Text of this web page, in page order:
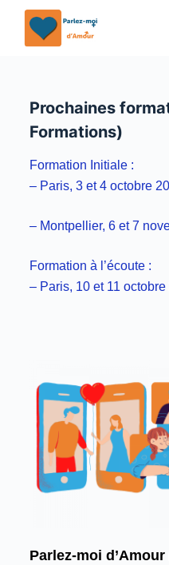
Prochaines
Formations)
Formation Initiale :
– Paris, 3 et 4 octobre
– Montpellier, 6 et 7
Formation à l’écoute :
– Paris, 10 et 11 octobre
Parlez-moi d’Amour